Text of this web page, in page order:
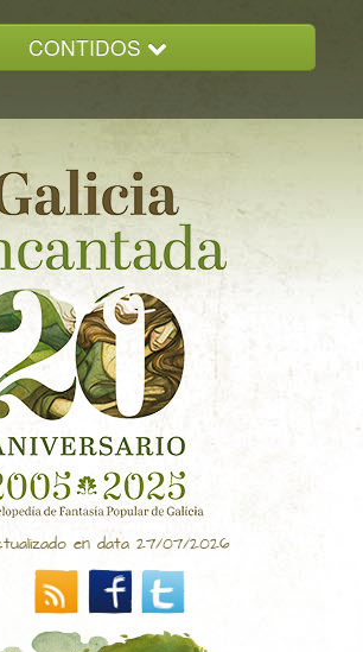
CONTIDOS
GALICIA ENCANTADA
DOCUMENTACION
NOVAS
CONTACTO
en data 27/07/2026